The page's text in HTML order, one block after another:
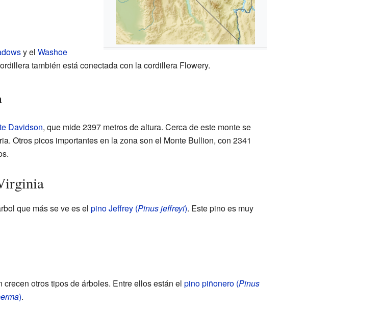
y el Washoe
también está conectada con la cordillera Flowery.
Davidson, que mide 2397 metros de altura. Cerca de este monte se
Otros picos importantes en la zona son el Monte Bullion, con 2341
que más se ve es el pino Jeffrey (Pinus jeffreyi). Este pino es muy
otros tipos de árboles. Entre ellos están el pino piñonero (Pinus
).